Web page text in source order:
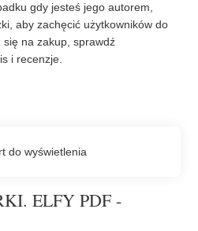
gdy jesteś jego autorem,
aby zachęcić użytkowników do
na zakup, sprawdź
i recenzje.
ELFY PDF -